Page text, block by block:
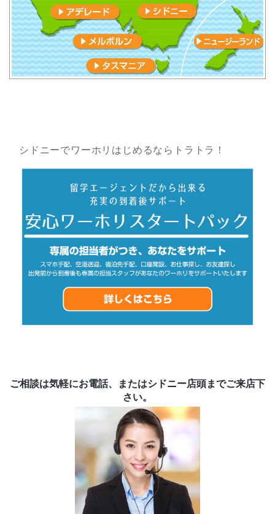
シドニーでワーホリはじめるならトラトラ！
ご相談は気軽にお電話、またはシドニー店頭までご来店下
さい。